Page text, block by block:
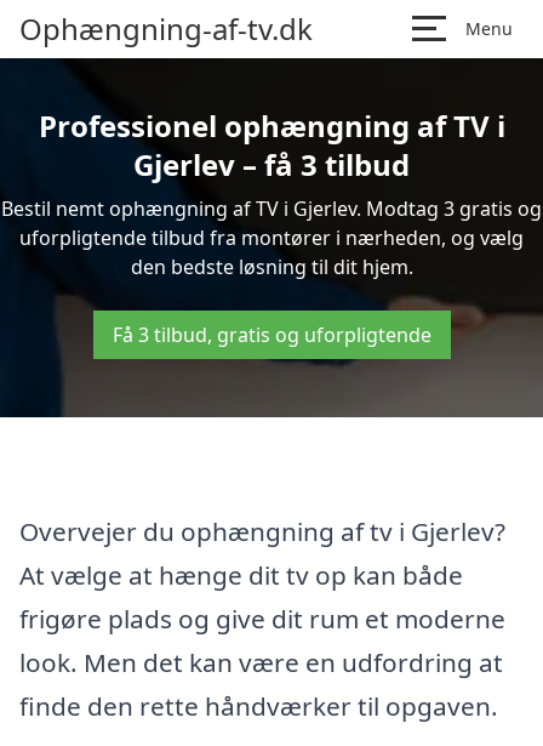
Ophængning-af-tv.dk Menu
Professionel ophængning af TV i
Gjerlev – få 3 tilbud
Bestil nemt ophængning af TV i Gjerlev. Modtag 3 gratis og
uforpligtende tilbud fra montører i nærheden, og vælg
den bedste løsning til dit hjem.
Få 3 tilbud, gratis og uforpligtende
Overvejer du ophængning af tv i Gjerlev?
At vælge at hænge dit tv op kan både
frigøre plads og give dit rum et moderne
look. Men det kan være en udfordring at
finde den rette håndværker til opgaven.